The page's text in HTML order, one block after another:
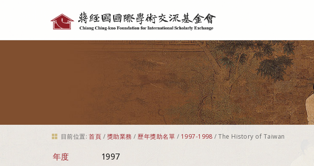
具
目前位置: 首頁 / 獎助業務 / 歷年獎助名單 / 1997-1998 /The History of Taiwan
年度
1997